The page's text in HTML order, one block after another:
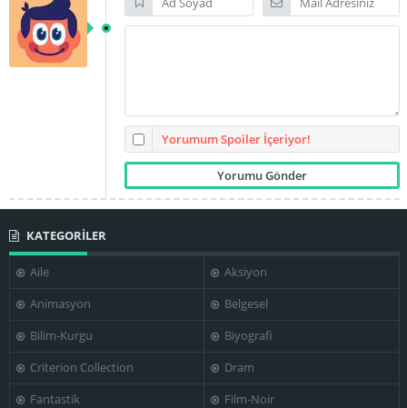
Edouard Baer Éric Caravaca
Legrand
Golshifteh
Farahani
Isabella
Rossellini
Jamel Debbouze
Yorumum Spoiler İçeriyor!
KATEGORİLER
Aile
Aksiyon
Animasyon
Belgesel
Bilim-Kurgu
Biyografi
Criterion Collection
Dram
Fantastik
Film-Noir